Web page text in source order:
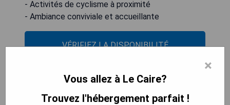
- Activités de cyclisme à proximité
- Ambiance conviviale et accueillante
VÉRIFIEZ LA DISPONIBILITÉ
Celia Pyramids View inn
×
Vous allez à Le Caire?
Trouvez l'hébergement parfait !